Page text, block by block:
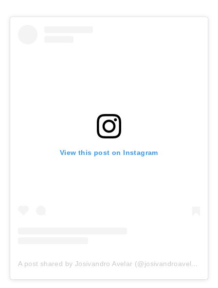
View this post on Instagram
A post shared by Josivandro Avelar (@josivandroavelar)